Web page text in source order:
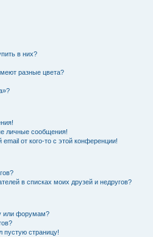
в них?
разные цвета?
личные сообщения!
от кого-то с этой конференции!
в списках моих друзей и недругов?
или форумам?
пустую страницу!